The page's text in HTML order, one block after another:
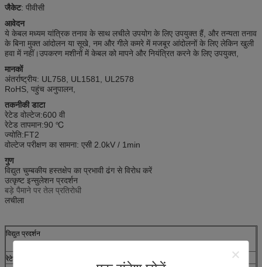
जैकेट: पीवीसी
आवेदन
ये केबल मध्यम यांत्रिक तनाव के साथ लचीले उपयोग के लिए उपयुक्त हैं, और तन्यता तनाव
के बिना मुक्त आंदोलन या सूखे, नम और गीले कमरे में मजबूर आंदोलनों के लिए लेकिन खुली
हवा में नहीं।उपकरण मशीनों में केबल को मापने और नियंत्रित करने के लिए उपयुक्त,
मानकों
अंतर्राष्ट्रीय: UL758, UL1581, UL2578
RoHS, पहुंच अनुपालन,
तकनीकी डाटा
रेटेड वोल्टेज:600 वी
रेटेड तापमान:90 ℃
ज्योति:FT2
वोल्टेज परीक्षण का सामना: एसी 2.0kV / 1min
गुण
विद्युत चुम्बकीय हस्तक्षेप का प्रभावी ढंग से विरोध करें
उत्कृष्ट इन्सुलेशन प्रदर्शन
बड़े पैमाने पर तेल प्रतिरोधी
लचीला
विद्युत प्रदर्शन
रेटेड तापमान 90